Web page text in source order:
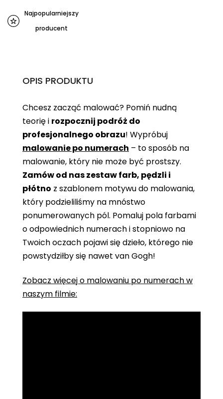
Najpopularniejszy
producent
OPIS PRODUKTU
Chcesz zacząć malować? Pomiń nudną
teorię i rozpocznij podróż do
profesjonalnego obrazu! Wypróbuj
malowanie po numerach – to sposób na
malowanie, który nie może być prostszy.
Zamów od nas zestaw farb, pędzli i
płótno z szablonem motywu do malowania,
który podzieliliśmy na mnóstwo
ponumerowanych pól. Pomaluj pola farbami
o odpowiednich numerach i stopniowo na
Twoich oczach pojawi się dzieło, którego nie
powstydziłby się nawet van Gogh!
Zobacz więcej o malowaniu po numerach w
naszym filmie: